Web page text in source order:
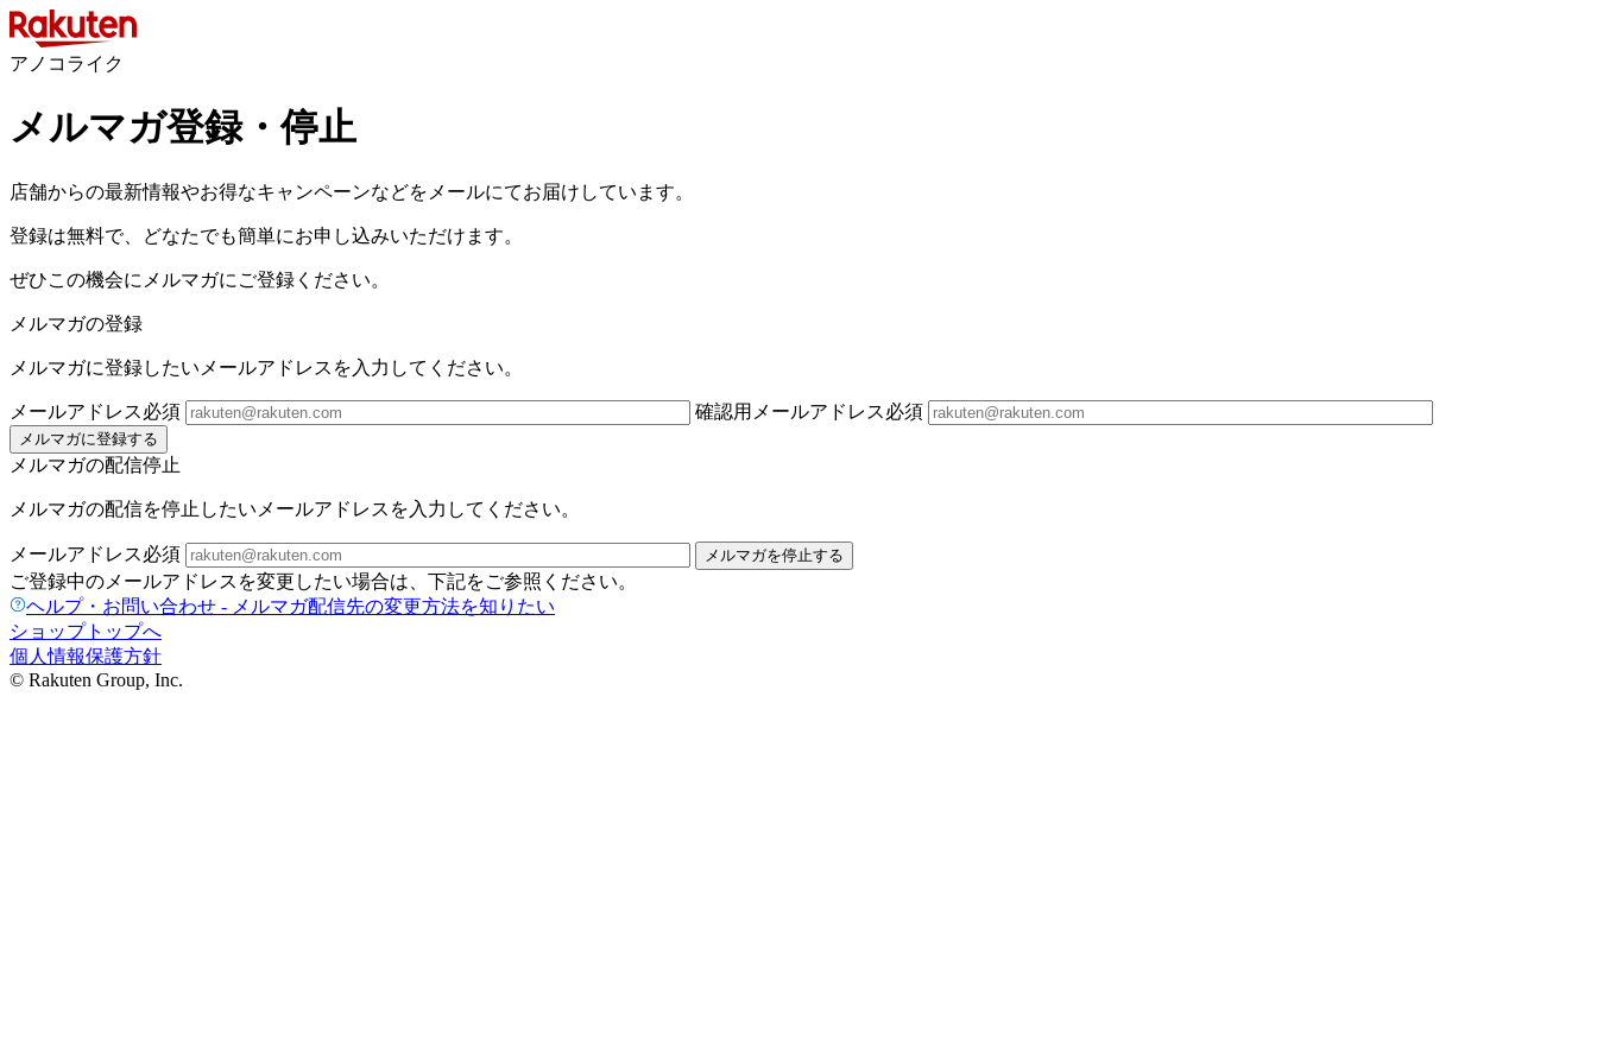
アノコライク
メルマガ登録・停止
店舗からの最新情報やお得なキャンペーンなどをメールにてお届けしています。
登録は無料で、どなたでも簡単にお申し込みいただけます。
ぜひこの機会にメルマガにご登録ください。
メルマガの登録
メルマガに登録したいメールアドレスを入力してください。
メールアドレス必須 確認用メールアドレス必須
メルマガに登録する
メルマガの配信停止
メルマガの配信を停止したいメールアドレスを入力してください。
メールアドレス必須 メルマガを停止する
ご登録中のメールアドレスを変更したい場合は、下記をご参照ください。
ヘルプ・お問い合わせ - メルマガ配信先の変更方法を知りたい
ショップトップへ
個人情報保護方針
© Rakuten Group, Inc.